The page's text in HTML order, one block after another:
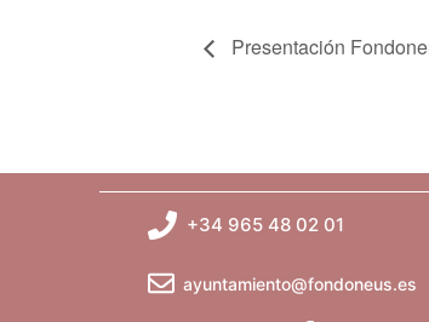
Presentación
+34 965 48 02 01
ayuntamiento@fondoneus.es